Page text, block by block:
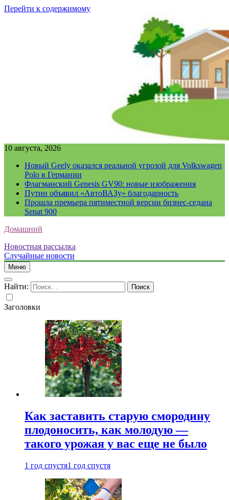
Перейти к содержимому
10 августа, 2026
Новый Geely оказался реальной угрозой для Volkswagen
Polo в Германии
Флагманский Genesis GV90: новые изображения
Путин объявил «АвтоВАЗу» благодарность
Прошла премьера пятиместной версии бизнес-седана
Senat 900
Домашний
Новостная рассылка
Случайные новости
Меню
Найти:
Заголовки
Как заставить старую смородину
плодоносить, как молодую —
такого урожая у вас еще не было
1 год спустя1 год спустя